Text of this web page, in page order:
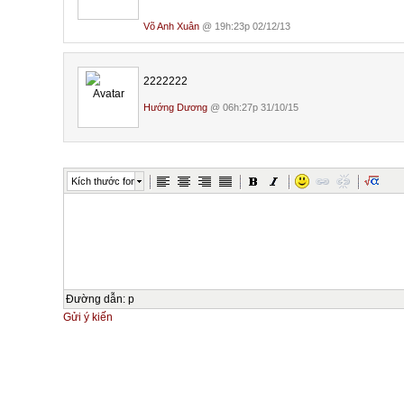
Võ Anh Xuân @ 19h:23p 02/12/13
2222222
Hướng Dương @ 06h:27p 31/10/15
Kích thước font
Đường dẫn: p
Gửi ý kiến